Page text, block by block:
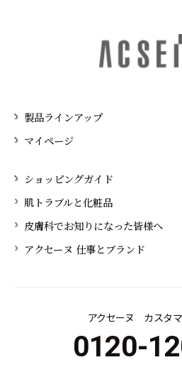
製品ラインアップ
マイページ
ショッピングガイド
肌トラブルと化粧品
皮膚科でお知りになった皆様へ
アクセーヌ 仕事とブランド
アクセーヌ カスタ
0120-